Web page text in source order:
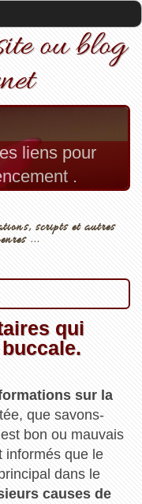
ou blog
liens pour
.
scripts et autres
...
qui
sur la
que savons-
bon ou mauvais
informés que le
dans le
causes de